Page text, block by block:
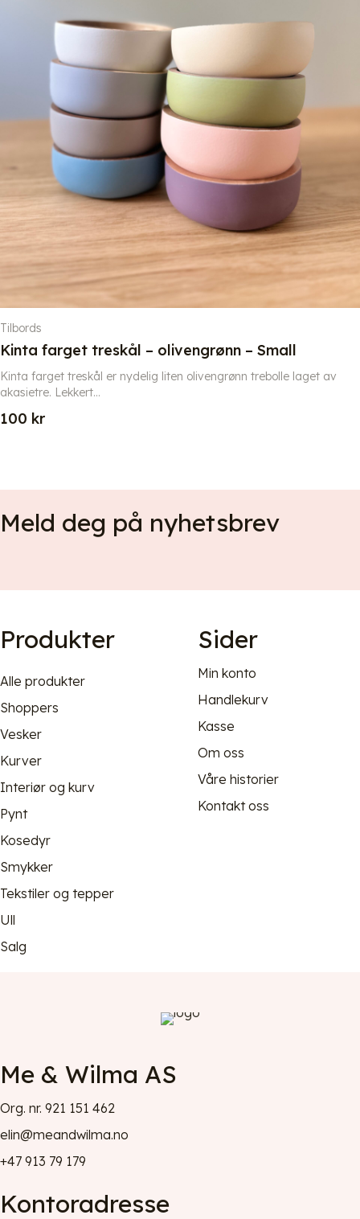
Tilbords
Kinta farget treskål – olivengrønn – Small
Kinta farget treskål er nydelig liten olivengrønn trebolle laget av
akasietre. Lekkert...
100 kr
Me & Wilma AS
Org. nr. 921 151 462
elin@meandwilma.no
+47 913 79 179
Kontoradresse
Sider
Min konto
Handlekurv
Kasse
Om oss
Våre historier
Kontakt oss
Produkter
Alle produkter
Shoppers
Vesker
Kurver
Interiør og kurv
Pynt
Kosedyr
Smykker
Tekstiler og tepper
Ull
Salg
Meld deg på nyhetsbrev